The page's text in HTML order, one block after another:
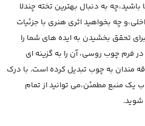
به دنبال بهترین تخته چندلا
چه بخواهید اثری هنری با جزئیات
تحقق بخشیدن به ایده های شما را
فرم چوب روسی، آن را به گزینه ای
مندان به چوب تبدیل کرده است. با درک
یک منبع مطمئن،می توانید از تمام
شوید.